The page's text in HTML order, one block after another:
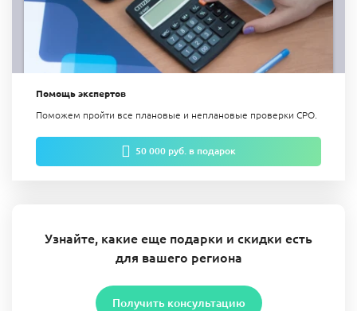
Помощь экспертов
Поможем пройти все плановые и неплановые проверки СРО.
50 000 руб. в подарок
Узнайте, какие еще подарки и скидки есть
для вашего региона
Получить консультацию